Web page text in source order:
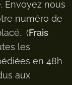
Envoyez nous
numéro de
(Frais
les
en 48h
aux